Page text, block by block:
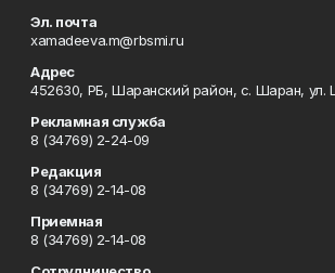
Эл. почта
xamadeeva.m@rbsmi.ru
Адрес
452630, РБ, Шаранский район, с. Шаран, ул.
Рекламная служба
8 (34769) 2-24-09
Редакция
8 (34769) 2-14-08
Приемная
8 (34769) 2-14-08